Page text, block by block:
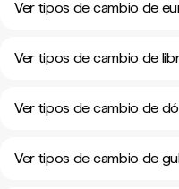
Ver tipos de cambio de
Ver tipos de cambio de
Ver tipos de cambio de
Ver tipos de cambio de